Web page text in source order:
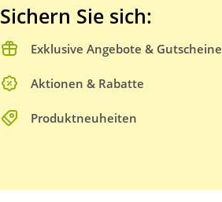
Sichern Sie sich:
Exklusive Angebote & Gutscheine
Aktionen & Rabatte
Produktneuheiten